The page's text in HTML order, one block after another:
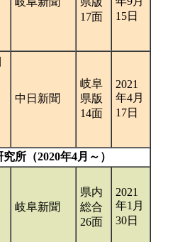
17面
15日
中日新聞
岐阜
県版
14面
2021
年4月
17日
所（2020年4月～）
岐阜新聞
県内
総合
26面
2021
年1月
30日